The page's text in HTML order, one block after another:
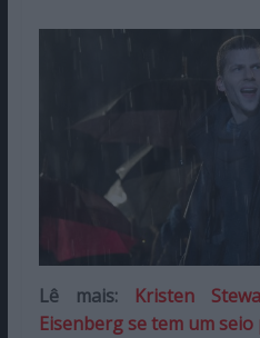
Lê mais: Kristen
Eisenberg se tem um